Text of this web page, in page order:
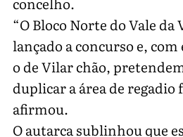
“O Bloco Norte do Vale
lançado a concurso e,
o de Vilar chão,
duplicar a área de regadio
afirmou.
O autarca sublinhou que